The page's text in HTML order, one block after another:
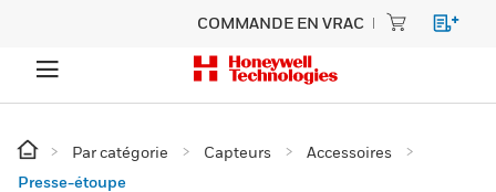
COMMANDE EN VRAC
Par catégorie Capteurs
Accessoires
Presse-étoupe